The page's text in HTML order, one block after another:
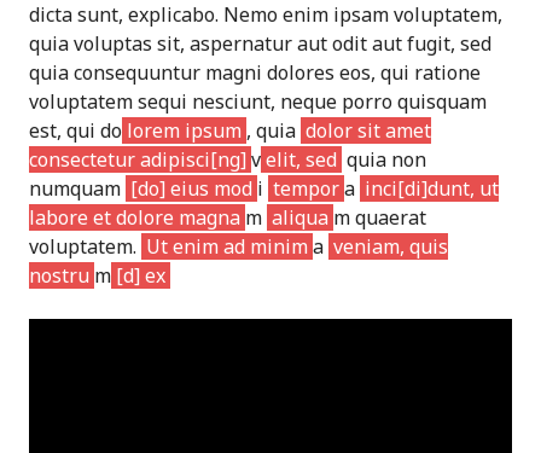
dicta sunt, explicabo. Nemo enim ipsam voluptatem,
quia voluptas sit, aspernatur aut odit aut fugit, sed
quia consequuntur magni dolores eos, qui ratione
voluptatem sequi nesciunt, neque porro quisquam
est, qui do lorem ipsum , quia dolor sit amet
consectetur adipisci[ng]velit, sed quia non
numquam [do] eius mod i tempora inci[di]dunt, ut
labore et dolore magna m aliqua m quaerat
voluptatem. Ut enim ad minim a veniam, quis
nostru m [d] ex